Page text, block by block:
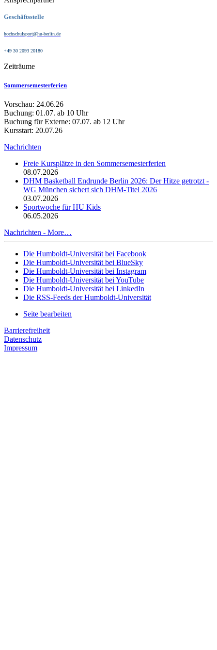
Geschäftsstelle
hochschulsport@hu-berlin.de
+49 30 2093 20180
Zeiträume
Sommersemesterferien
Vorschau: 24.06.26
Buchung: 01.07. ab 10 Uhr
Buchung für Externe: 07.07. ab 12 Uhr
Kursstart: 20.07.26
Nachrichten
Freie Kursplätze in den Sommersemesterferien
08.07.2026
DHM Basketball Endrunde Berlin 2026: Der Hitze getrotzt -
WG München sichert sich DHM-Titel 2026
03.07.2026
Sportwoche für HU Kids
06.05.2026
Nachrichten - More…
Die Humboldt-Universität bei Facebook
Die Humboldt-Universität bei BlueSky
Die Humboldt-Universität bei Instagram
Die Humboldt-Universität bei YouTube
Die Humboldt-Universität bei LinkedIn
Die RSS-Feeds der Humboldt-Universität
Seite bearbeiten
Barrierefreiheit
Datenschutz
Impressum